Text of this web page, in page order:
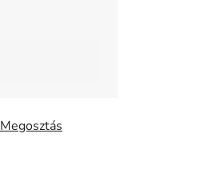
Megosztás